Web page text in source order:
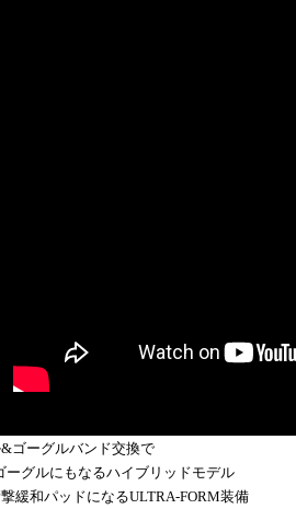
ゴーグルバンド交換で
グルにもなるハイブリッドモデル
緩和パッドになるULTRA-FORM装備